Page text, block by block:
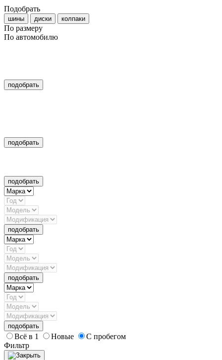
Подобрать
шины диски колпаки
По размеру
По автомобилю
подобрать
подобрать
подобрать
подобрать
подобрать
подобрать
Всё в 1 Новые
С пробегом
Фильтр